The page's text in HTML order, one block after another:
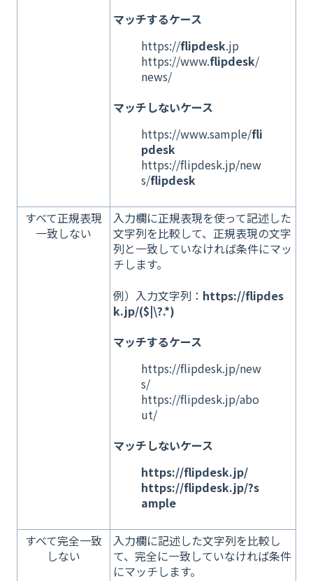
マッチするケース
https://flipdesk.jp
https://www.flipdesk/
news/
マッチしないケース
https://www.sample/fli
pdesk
https://flipdesk.jp/new
s/flipdesk
すべて正規表現
一致しない
入力欄に正規表現を使って記述した
文字列を比較して、正規表現の文字
列と一致していなければ条件にマッ
チします。
例）入力文字列： https://flipdes
k.jp/($|\?.*)
マッチするケース
https://flipdesk.jp/new
s/
https://flipdesk.jp/abo
ut/
マッチしないケース
https://flipdesk.jp/
https://flipdesk.jp/?s
ample
すべて完全一致
しない
入力欄に記述した文字列を比較し
て、完全に一致していなければ条件
にマッチします。